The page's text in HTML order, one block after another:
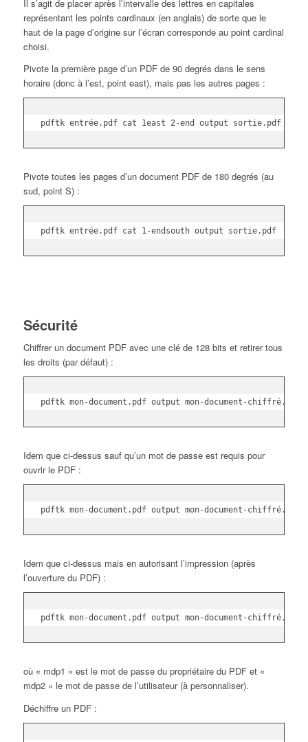
Il s’agit de placer après l’intervalle des lettres en capitales
représentant les points cardinaux (en anglais) de sorte que le
haut de la page d’origine sur l’écran corresponde au point cardinal
choisi.
Pivote la première page d’un PDF de 90 degrés dans le sens
horaire (donc à l’est, point east), mais pas les autres pages :
pdftk entrée.pdf cat 1east 2-end output sortie.pdf
Pivote toutes les pages d’un document PDF de 180 degrés (au
sud, point S) :
pdftk entrée.pdf cat 1-endsouth output sortie.pdf
Sécurité
Chiffrer un document PDF avec une clé de 128 bits et retirer tous
les droits (par défaut) :
pdftk mon-document.pdf output mon-document-
Idem que ci-dessus sauf qu’un mot de passe est requis pour
ouvrir le PDF :
pdftk mon-document.pdf output mon-document-
Idem que ci-dessus mais en autorisant l’impression (après
l’ouverture du PDF) :
pdftk mon-document.pdf output mon-document-
où « mdp1 » est le mot de passe du propriétaire du PDF et «
mdp2 » le mot de passe de l’utilisateur (à personnaliser).
Déchiffre un PDF :